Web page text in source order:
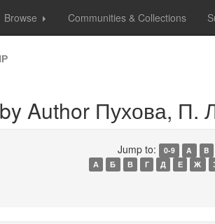
Browse Communities & Collections
Author Пухова, П.
Jump to: 0-9 A B
А
Б В Г Д Е Ж